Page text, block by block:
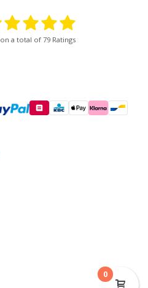
on a total of 79 Ratings
0